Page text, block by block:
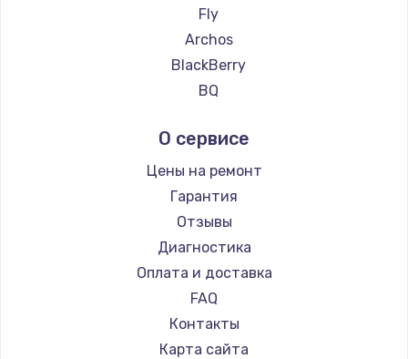
Ремонт смартфонов BlackView
Ремонт смартфонов Google
Ремонт смартфонов Vertu
Ремонт смартфонов Tp-Link
Ремонт смартфонов Nubia
Ремонт смартфонов Land Rover
Ремонт смартфонов Acer
Ремонт смартфонов HP
Ремонт смартфонов Poco
Ремонт смартфонов HTC
Ремонт смартфонов Blackmagic
Ремонт смартфонов Nothing
Ремонт смартфонов iQOO
Fly
Archos
BlackBerry
BQ
Digma
Highscreen
Irbis
Kyocera
LeEco
OnePlus
teXet
Motorola
Prestigio
О сервисе
Цены на ремонт
Гарантия
Отзывы
Диагностика
Оплата и доставка
FAQ
Контакты
Карта сайта